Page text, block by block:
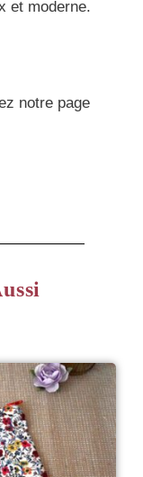
et moderne.
notre page